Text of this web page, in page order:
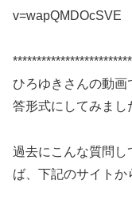
v=wapQMDOcSVE
ひろゆきさんの動
答形式にしてみまし
過去にこんな質問し
ば、下記のサイトか